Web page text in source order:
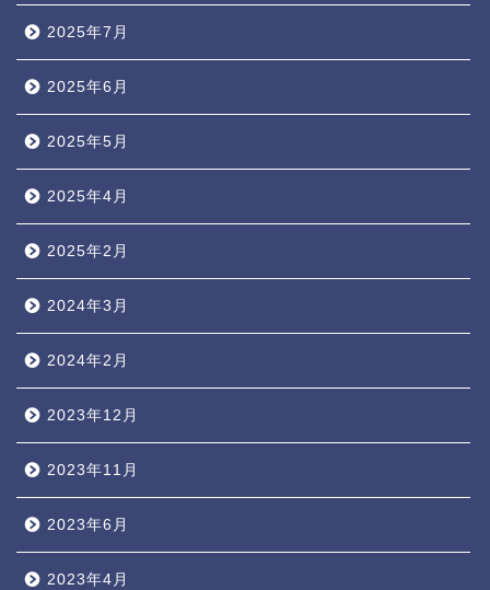
2025年7月
2025年6月
2025年5月
2025年4月
2025年2月
2024年3月
2024年2月
2023年12月
2023年11月
2023年6月
2023年4月